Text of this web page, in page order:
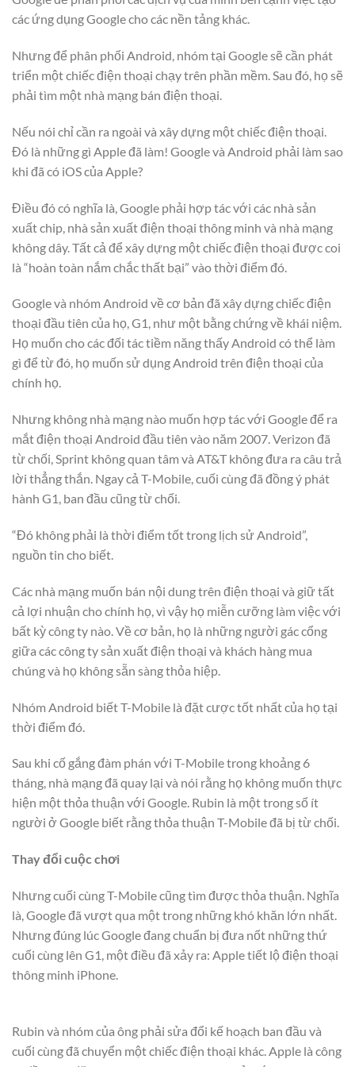
các ứng dụng Google cho các nền tảng khác.
Nhưng để phân phối Android, nhóm tại Google sẽ cần phát
triển một chiếc điện thoại chạy trên phần mềm. Sau đó, họ sẽ
phải tìm một nhà mạng bán điện thoại.
Nếu nói chỉ cần ra ngoài và xây dựng một chiếc điện thoại.
Đó là những gì Apple đã làm! Google và Android phải làm sao
khi đã có iOS của Apple?
Điều đó có nghĩa là, Google phải hợp tác với các nhà sản
xuất chip, nhà sản xuất điện thoại thông minh và nhà mạng
không dây. Tất cả để xây dựng một chiếc điện thoại được coi
là “hoàn toàn nắm chắc thất bại” vào thời điểm đó.
Google và nhóm Android về cơ bản đã xây dựng chiếc điện
thoại đầu tiên của họ, G1, như một bằng chứng về khái niệm.
Họ muốn cho các đối tác tiềm năng thấy Android có thể làm
gì để từ đó, họ muốn sử dụng Android trên điện thoại của
chính họ.
Nhưng không nhà mạng nào muốn hợp tác với Google để ra
mắt điện thoại Android đầu tiên vào năm 2007. Verizon đã
từ chối, Sprint không quan tâm và AT&T không đưa ra câu trả
lời thẳng thắn. Ngay cả T-Mobile, cuối cùng đã đồng ý phát
hành G1, ban đầu cũng từ chối.
“Đó không phải là thời điểm tốt trong lịch sử Android”,
nguồn tin cho biết.
Các nhà mạng muốn bán nội dung trên điện thoại và giữ tất
cả lợi nhuận cho chính họ, vì vậy họ miễn cưỡng làm việc với
bất kỳ công ty nào. Về cơ bản, họ là những người gác cổng
giữa các công ty sản xuất điện thoại và khách hàng mua
chúng và họ không sẵn sàng thỏa hiệp.
Nhóm Android biết T-Mobile là đặt cược tốt nhất của họ tại
thời điểm đó.
Sau khi cố gắng đàm phán với T-Mobile trong khoảng 6
tháng, nhà mạng đã quay lại và nói rằng họ không muốn thực
hiện một thỏa thuận với Google. Rubin là một trong số ít
người ở Google biết rằng thỏa thuận T-Mobile đã bị từ chối.
Thay đổi cuộc chơi
Nhưng cuối cùng T-Mobile cũng tìm được thỏa thuận. Nghĩa
là, Google đã vượt qua một trong những khó khăn lớn nhất.
Nhưng đúng lúc Google đang chuẩn bị đưa nốt những thứ
cuối cùng lên G1, một điều đã xảy ra: Apple tiết lộ điện thoại
thông minh iPhone.
Rubin và nhóm của ông phải sửa đổi kế hoạch ban đầu và
cuối cùng đã chuyển một chiếc điện thoại khác. Apple là công